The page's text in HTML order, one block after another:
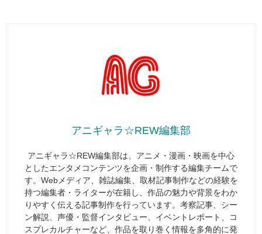
アニギャラ☆REW編集部
アニギャラ☆REW編集部は、アニメ・漫画・映画を中心
としたエンタメコンテンツを企画・制作する編集チームで
す。Webメディア、雑誌編集、取材記事制作などの経験を
持つ編集者・ライターが在籍し、作品の魅力や背景をわか
りやすく伝える記事制作を行っています。考察記事、シー
ン解説、声優・監督インタビュー、イベントレポート、コ
スプレカルチャーなど、作品を取り巻く情報を多角的に発